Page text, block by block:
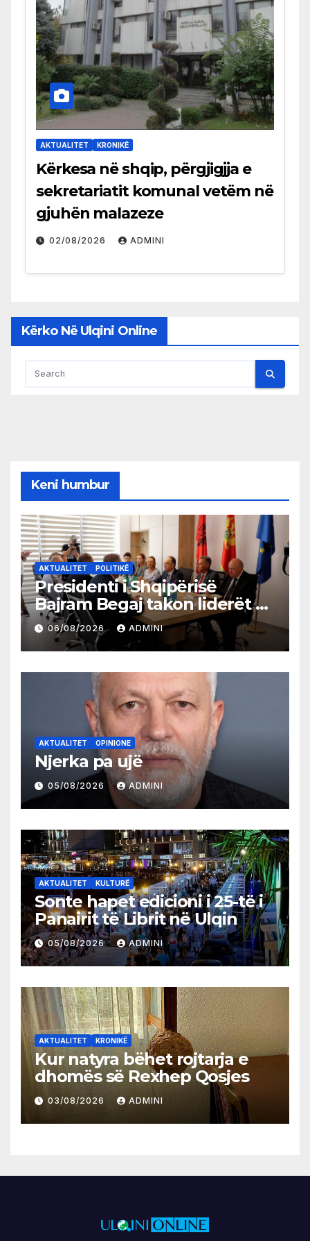
AKTUALITET KRONIKË
Kërkesa në shqip, përgjigjja e
sekretariatit komunal vetëm në
gjuhën malazeze
02/08/2026 ADMINI
Kërko Në Ulqini Online
Keni humbur
AKTUALITET POLITIKË
Presidenti i Shqipërisë
Bajram Begaj takon liderët e
partive shqiptare në Ulqin
06/08/2026 ADMINI
AKTUALITET OPINIONE
Njerka pa ujë
05/08/2026 ADMINI
AKTUALITET KULTURË
Sonte hapet edicioni i 25-të i
Panairit të Librit në Ulqin
05/08/2026 ADMINI
AKTUALITET KRONIKË
Kur natyra bëhet rojtarja e
dhomës së Rexhep Qosjes
03/08/2026 ADMINI